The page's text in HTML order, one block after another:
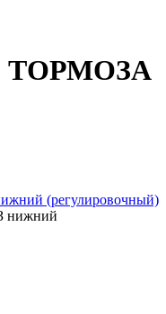
(регулировочный)